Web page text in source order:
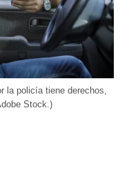
la policía tiene derechos,
Stock.)